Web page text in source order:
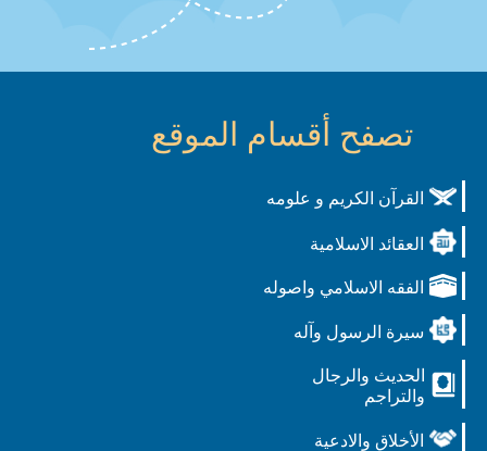
تصفح أقسام الموقع
القرآن الكريم و علومه
العقائد الاسلامية
الفقه الاسلامي واصوله
سيرة الرسول وآله
الحديث والرجال
والتراجم
الأخلاق والادعية